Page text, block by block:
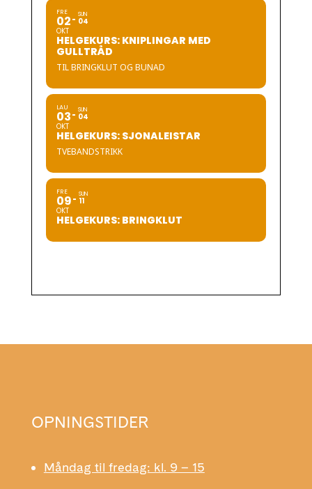
FRE
02
OKT
SUN
04
HELGEKURS: KNIPLINGAR MED
GULLTRÅD
TIL BRINGKLUT OG BUNAD
LAU
03
OKT
SUN
04
HELGEKURS: SJONALEISTAR
TVEBANDSTRIKK
FRE
09
OKT
SUN
11
HELGEKURS: BRINGKLUT
OPNINGSTIDER
Måndag til fredag: kl. 9 – 15